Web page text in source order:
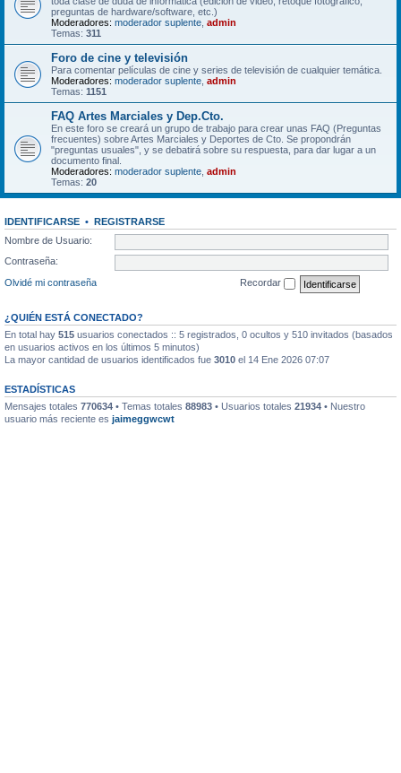
preguntas de hardware/software, etc.)
Moderadores: moderador suplente admin
Temas: 311
Foro de cine y televisión
Para comentar películas de cine y series de televisión de cualquier temática.
Moderadores: moderador suplente admin
Temas: 1151
FAQ Artes Marciales y Dep.Cto.
En este foro se creará un grupo de trabajo para crear unas FAQ (Preguntas
frecuentes) sobre Artes Marciales y Deportes de Cto. Se propondrán
"preguntas usuales", y se debatirá sobre su respuesta, para dar lugar a un
documento final.
Moderadores: moderador suplente admin
Temas: 20
IDENTIFICARSE • REGISTRARSE
Nombre de Usuario:
Contraseña:
Olvidé mi contraseña
Recordar
¿QUIÉN ESTÁ CONECTADO?
En total hay 515 usuarios conectados :: 5 registrados, 0 ocultos y 510 invitados (basados
en usuarios activos en los últimos 5 minutos)
La mayor cantidad de usuarios identificados fue 3010 el 14 Ene 2026 07:07
ESTADÍSTICAS
Mensajes totales 770634 • Temas totales 88983 • Usuarios totales 21934 • Nuestro
usuario más reciente es jaimeggwcwt